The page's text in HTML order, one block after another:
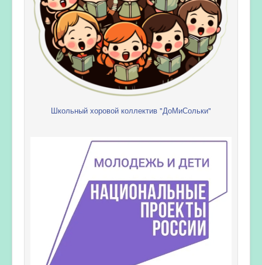
Школьный хоровой коллектив "ДоМиСольки"